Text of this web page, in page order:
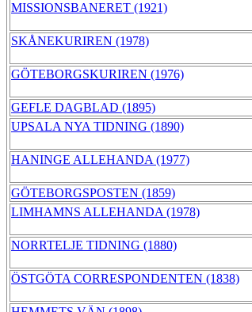
MISSIONSBANERET (1921)
SKÅNEKURIREN (1978)
GÖTEBORGSKURIREN (1976)
GEFLE DAGBLAD (1895)
UPSALA NYA TIDNING (1890)
HANINGE ALLEHANDA (1977)
GÖTEBORGSPOSTEN (1859)
LIMHAMNS ALLEHANDA (1978)
NORRTELJE TIDNING (1880)
ÖSTGÖTA CORRESPONDENTEN (1838)